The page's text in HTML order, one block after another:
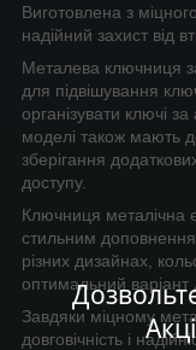
Виготовлена з
надійний захист від
Металева ключниця
для підвішування
організувати ключі
моделі також мають
зберігання
доступу.
Ключниця металічна
стильним
різних дизайнах,
оптимальний
Завдяки міцному
довговічність і